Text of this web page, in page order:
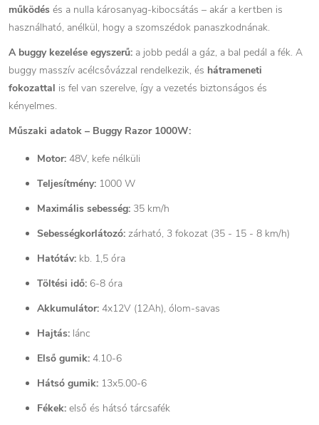
működés és a nulla károsanyag-kibocsátás – akár a kertben is
használható, anélkül, hogy a szomszédok panaszkodnának.
A buggy kezelése egyszerű: a jobb pedál a gáz, a bal pedál a fék. A
buggy masszív acélcsővázzal rendelkezik, és hátrameneti
fokozattal is fel van szerelve, így a vezetés biztonságos és
kényelmes.
Műszaki adatok – Buggy Razor 1000W:
Motor: 48V, kefe nélküli
Teljesítmény: 1000 W
Maximális sebesség: 35 km/h
Sebességkorlátozó: zárható, 3 fokozat (35 - 15 - 8 km/h)
Hatótáv: kb. 1,5 óra
Töltési idő: 6-8 óra
Akkumulátor: 4x12V (12Ah), ólom-savas
Hajtás: lánc
Első gumik: 4.10-6
Hátsó gumik: 13x5.00-6
Fékek: első és hátsó tárcsafék